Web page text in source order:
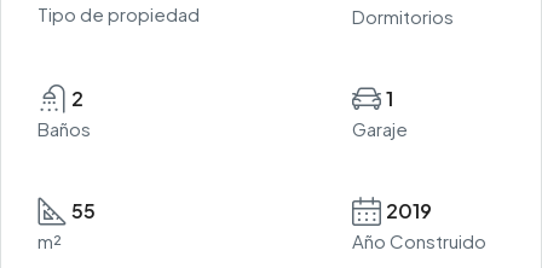
Tipo de propiedad Dormitorios
2
Baños
1
Garaje
55
m²
2019
Año Construido